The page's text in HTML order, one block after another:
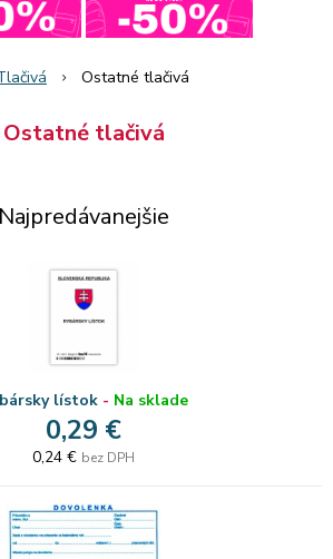
Ostatné tlačivá
Ostatné tlačivá
Najpredávanejšie
lístok- Na sklade
0,29 €
0,24 € bez DPH